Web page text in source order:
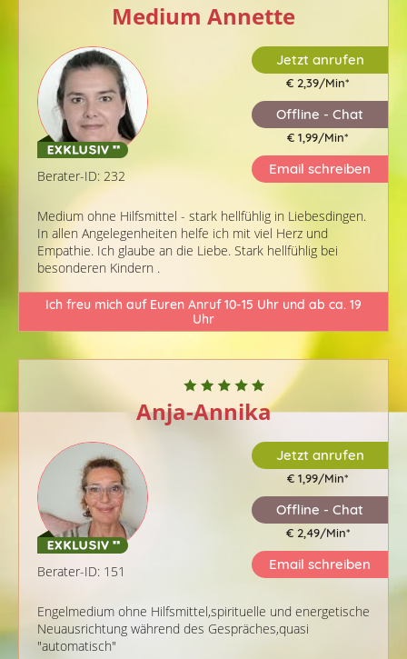
Medium Annette
Berater-ID: 232
Medium ohne Hilfsmittel - stark hellfühlig in Liebesdingen.
In allen Angelegenheiten helfe ich mit viel Herz und
Empathie. Ich glaube an die Liebe. Stark hellfühlig bei
besonderen Kindern .
Jetzt anrufen
€ 2,39/Min*
Offline - Chat
€ 1,99/Min*
Email schreiben
Ich freu mich auf Euren Anruf 10-15 Uhr und ab ca. 19
Uhr
Anja-Annika
Berater-ID: 151
Engelmedium ohne Hilfsmittel,spirituelle und energetische
Neuausrichtung während des Gespräches,quasi
"automatisch"
Jetzt anrufen
€ 1,99/Min*
Offline - Chat
€ 2,49/Min*
Email schreiben